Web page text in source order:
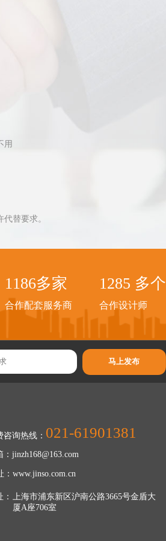
用
替要求。
1199多家
合作配套服务商
1299 多个
合作设计师
咨询热线： 021-61901381
：jinzh168@163.com
：www.jinso.com.cn
上海市浦东新区沪南公路3665号金盾大
厦A座706室